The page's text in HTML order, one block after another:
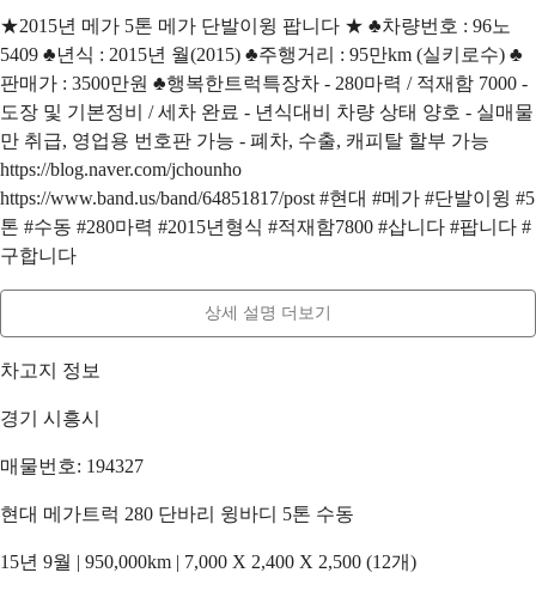
★2015년 메가 5톤 메가 단발이윙 팝니다 ★ ♣차량번호 : 96노
5409 ♣년식 : 2015년 월(2015) ♣주행거리 : 95만km (실키로수) ♣
판매가 : 3500만원 ♣행복한트럭특장차 - 280마력 / 적재함 7000 -
도장 및 기본정비 / 세차 완료 - 년식대비 차량 상태 양호 - 실매물
만 취급, 영업용 번호판 가능 - 폐차, 수출, 캐피탈 할부 가능
https://blog.naver.com/jchounho
https://www.band.us/band/64851817/post #현대 #메가 #단발이윙 #5
톤 #수동 #280마력 #2015년형식 #적재함7800 #삽니다 #팝니다 #
구합니다
상세 설명 더보기
차고지 정보
경기 시흥시
매물번호: 194327
현대 메가트럭 280 단바리 윙바디 5톤 수동
15년 9월 | 950,000km | 7,000 X 2,400 X 2,500 (12개)